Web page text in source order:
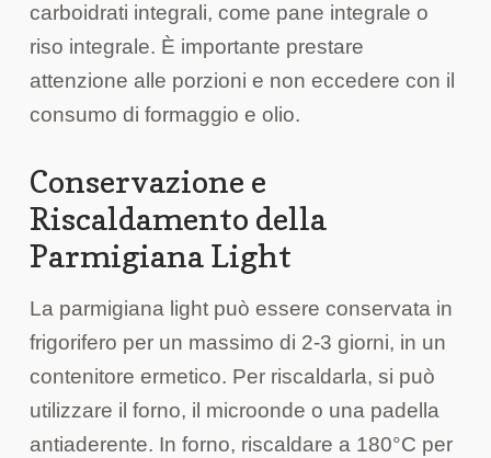
carboidrati integrali, come pane integrale o
riso integrale. È importante prestare
attenzione alle porzioni e non eccedere con il
consumo di formaggio e olio.
Conservazione e
Riscaldamento della
Parmigiana Light
La parmigiana light può essere conservata in
frigorifero per un massimo di 2-3 giorni, in un
contenitore ermetico. Per riscaldarla, si può
utilizzare il forno, il microonde o una padella
antiaderente. In forno, riscaldare a 180°C per